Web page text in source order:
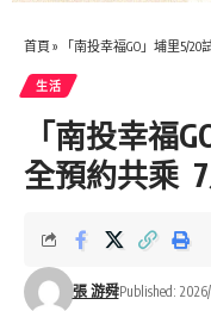
首頁 » 「南投幸福GO」埔里5/
生活
「南投幸福
全預約共乘
張 游舜Published: